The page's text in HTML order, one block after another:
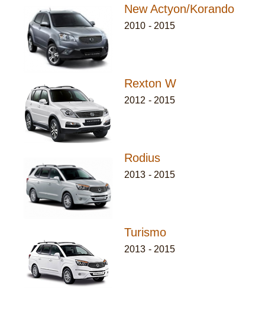
New Actyon/Korando
2010 - 2015
Rexton W
2012 - 2015
Rodius
2013 - 2015
Turismo
2013 - 2015